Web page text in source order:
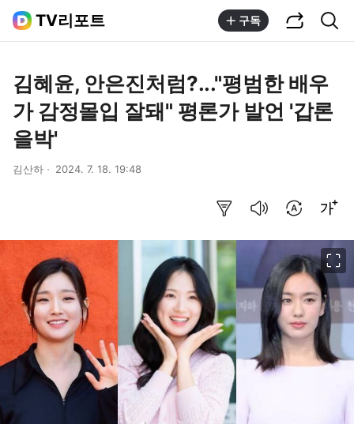
TV리포트 구독
김혜윤, 안은진처럼?..."평범한 배우
가 감정몰입 잘돼" 평론가 발언 '갑론
을박'
김산하 2024. 7. 18. 19:48